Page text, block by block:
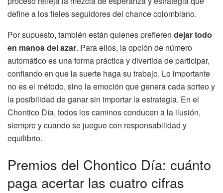
define a los fieles seguidores del chance colombiano.
Por supuesto, también están quienes prefieren dejar todo
en manos del azar. Para ellos, la opción de número
automático es una forma práctica y divertida de participar,
confiando en que la suerte haga su trabajo. Lo importante
no es el método, sino la emoción que genera cada sorteo y
la posibilidad de ganar sin importar la estrategia. En el
Chontico Día, todos los caminos conducen a la ilusión,
siempre y cuando se juegue con responsabilidad y
equilibrio.
Premios del Chontico Día: cuánto
paga acertar las cuatro cifras